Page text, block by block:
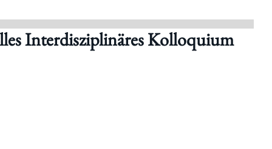
Interdisziplinäres Kolloquium